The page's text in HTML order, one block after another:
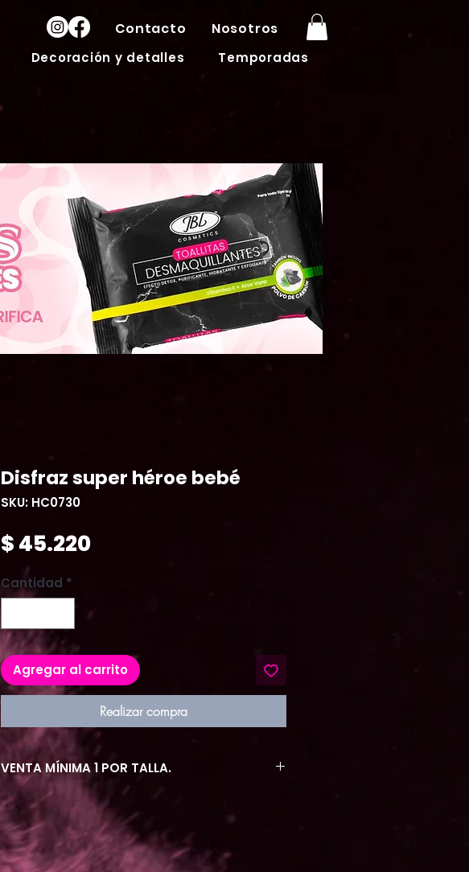
Contacto Nosotros
Decoración y detalles Temporadas
Disfraz super héroe bebé
SKU: HC0730
$ 45.220Precio
Cantidad *
Agregar al carrito
Realizar compra
VENTA MÍNIMA 1 POR TALLA.